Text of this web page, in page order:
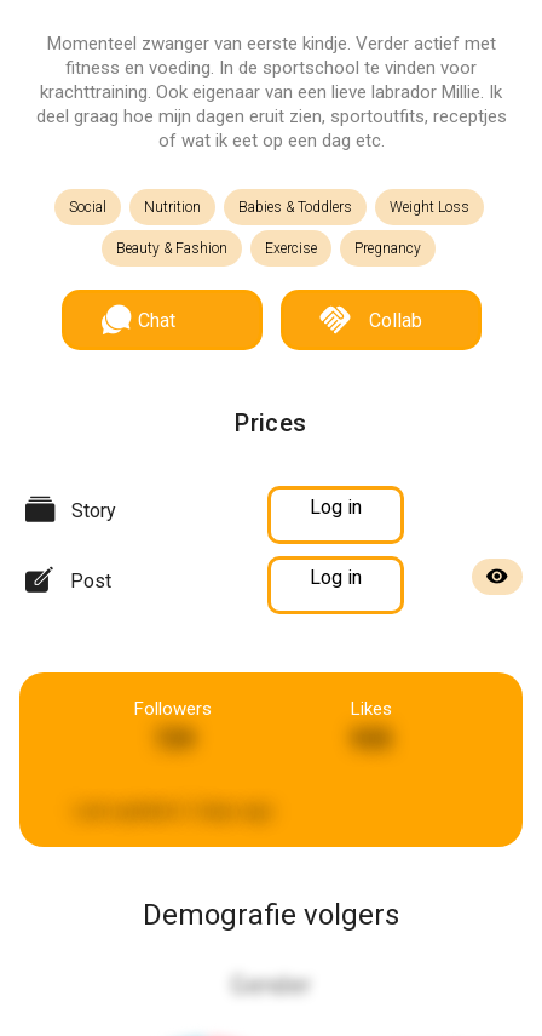
Momenteel zwanger van eerste kindje. Verder actief met
fitness en voeding. In de sportschool te vinden voor
krachttraining. Ook eigenaar van een lieve labrador Millie. Ik
deel graag hoe mijn dagen eruit zien, sportoutfits, receptjes
of wat ik eet op een dag etc.
Social Nutrition Babies & Toddlers Weight Loss
Beauty & Fashion Exercise Pregnancy
Chat Collab
Prices
Story Log in
Post Log in
Followers Likes
Demografie volgers
Gender